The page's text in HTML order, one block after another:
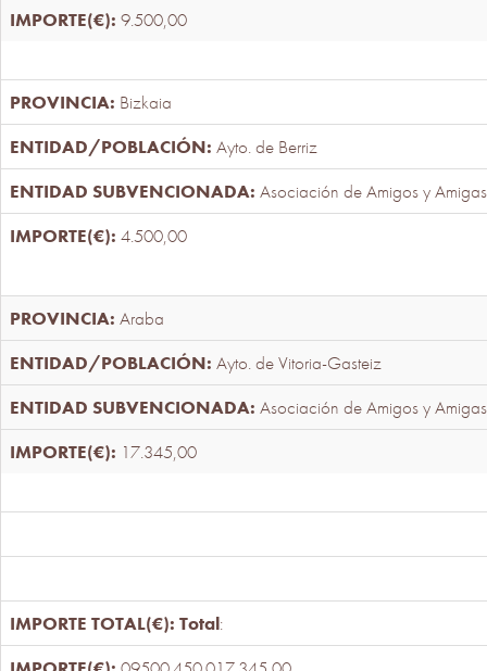
9.500,00
Bizkaia
Ayto. de Berriz
Asociación de Amigos y
4.500,00
Araba
Ayto. de Vitoria-Gasteiz
Asociación de Amigos y
17.345,00
Total: